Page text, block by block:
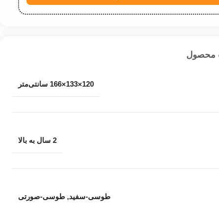
محصول
120×133×166 سانتی‌متر
2 سال به بالا
طوسی-سفید,طوسی-صورتی